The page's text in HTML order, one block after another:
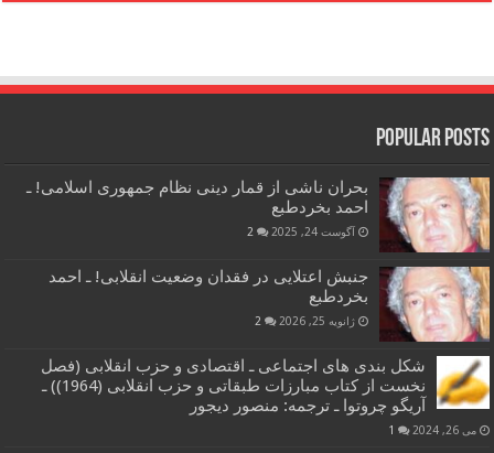
Popular Posts
بحران ناشی از قمار دینی نظام جمهوری اسلامی! ـ
احمد بخردطبع
آگوست 24, 2025 2
جنبش اعتلایی در فقدان وضعیت انقلابی! ـ احمد
بخردطبع
ژانویه 25, 2026 2
شکل بندی های اجتماعی ـ اقتصادی و حزب انقلابی (فصل
نخست از کتاب مبارزات طبقاتی و حزب انقلابی (1964)) ـ
آریگو چروتوا ـ ترجمه: منصور دیجور
می 26, 2024 1